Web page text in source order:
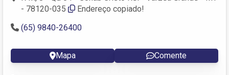
- 78120-035
Endereço copiado!
(65) 9840-26400
Mapa Comente